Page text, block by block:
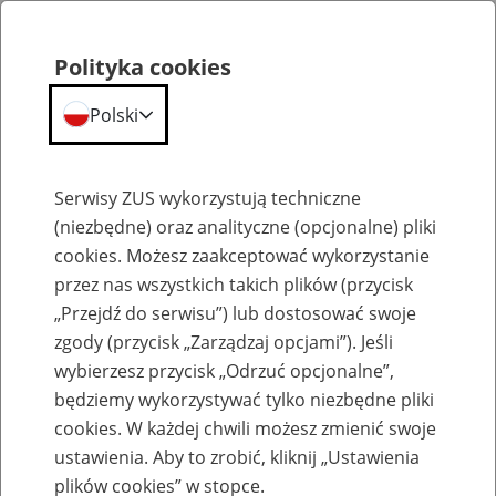
Emerytury
Baza zlikwidowanych lub
przekształconych zakładów pracy
Polityka cookies
Polski
Serwisy ZUS wykorzystują techniczne
(niezbędne) oraz analityczne (opcjonalne) pliki
cookies. Możesz zaakceptować wykorzystanie
przez nas wszystkich takich plików (przycisk
„Przejdź do serwisu”) lub dostosować swoje
zgody (przycisk „Zarządzaj opcjami”). Jeśli
wybierzesz przycisk „Odrzuć opcjonalne”,
będziemy wykorzystywać tylko niezbędne pliki
cookies. W każdej chwili możesz zmienić swoje
ustawienia. Aby to zrobić, kliknij „Ustawienia
plików cookies” w stopce.